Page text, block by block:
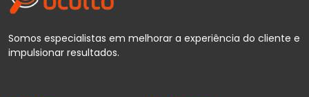
Somos especialistas em melhorar a experiência do cliente e
impulsionar resultados.